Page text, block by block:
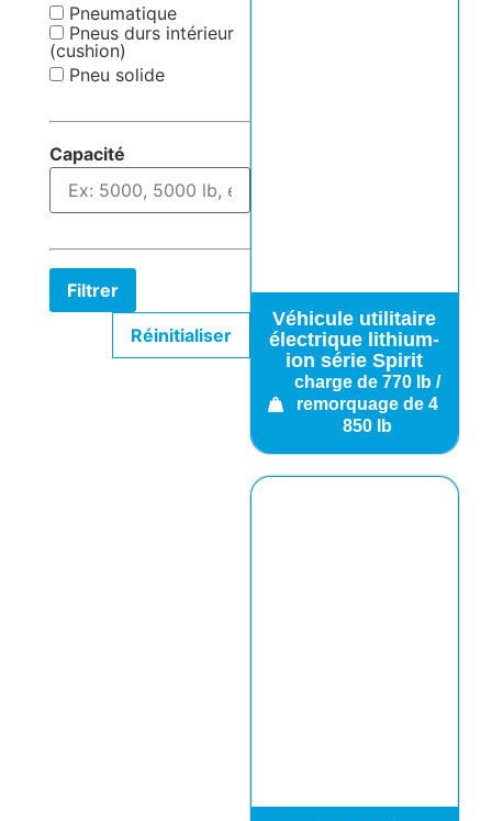
Pneumatique
Pneus durs intérieur
(cushion)
Pneu solide
Capacité
Filtrer
Réinitialiser
Véhicule utilitaire
électrique lithium-
ion série Spirit
charge de 770 lb /
remorquage de 4
850 lb